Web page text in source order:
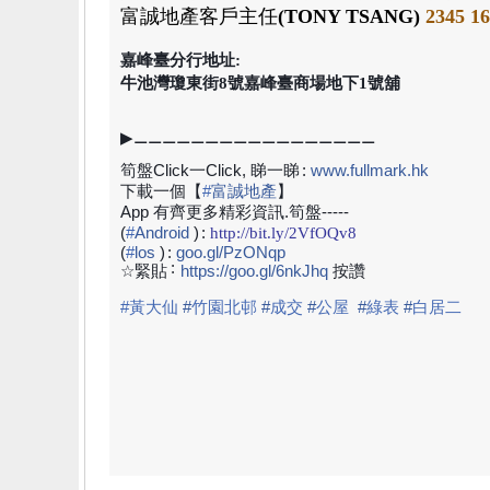
富誠地產客戶主任(TONY TSANG) 2345
嘉峰臺分行地址:
牛池灣瓊東街8號嘉峰臺商場地下1號舖
▶⚊⚊⚊⚊⚊⚊⚊⚊⚊⚊⚊⚊⚊⚊⚊⚊⚊
筍盤Click一Click, 睇一睇: www.fullmark.hk
下載一個【#富誠地產】
App 有齊更多精彩資訊.筍盤-----
(#Android ) : http://bit.ly/2VfOQv8
(#los ) : goo.gl/PzONqp
☆緊貼 :https://goo.gl/6nkJhq 按讚
#黃大仙 #竹園北邨 #成交 #公屋 #綠表 #白居二